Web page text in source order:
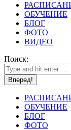
ОБУЧЕНИЕ
БЛОГ
ФОТО
ВИДЕО
Поиск:
ОБУЧЕНИЕ
БЛОГ
ФОТО